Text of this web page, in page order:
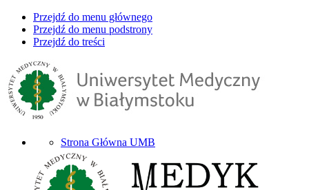
Przejdź do menu głównego
Przejdź do menu podstrony
Przejdź do treści
Strona Główna UMB